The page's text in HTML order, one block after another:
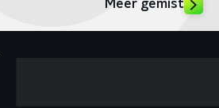
Meer gemist